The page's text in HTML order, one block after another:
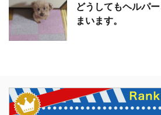
どうしてもヘルパ
まいます。